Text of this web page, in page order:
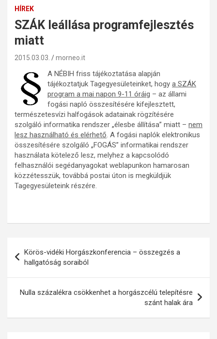
HÍREK
SZÁK leállása programfejlesztés
miatt
2015.03.03. morneo.it
A NÉBIH friss tájékoztatása alapján
tájékoztatjuk Tagegyesületeinket, hogy a SZÁK
program a mai napon 9-11 óráig – az állami
fogási napló összesítésére kifejlesztett,
természetesvízi halfogások adatainak rögzítésére
szolgáló informatika rendszer „élesbe állítása” miatt – nem
lesz használható és elérhető. A fogási naplók elektronikus
összesítésére szolgáló „FOGÁS” informatikai rendszer
használata kötelező lesz, melyhez a kapcsolódó
felhasználói segédanyagokat weblapunkon hamarosan
közzétesszük, továbbá postai úton is megküldjük
Tagegyesületeink részére.
navigáció
Körös-vidéki Horgászkonferencia – összegzés a
hallgatóság soraiból
Nulla százalékra csökkenhet a horgászcélú telepítésre
szánt halak ára